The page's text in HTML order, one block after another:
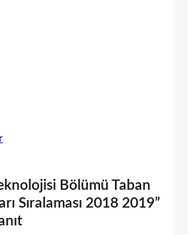
Bölümü Taban
Sıralaması 2018 2019”